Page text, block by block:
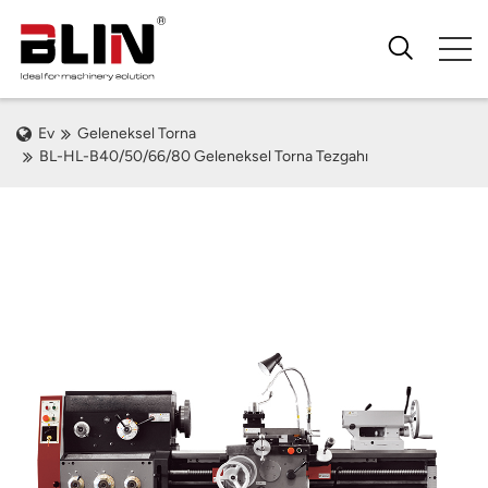
Ev
Geleneksel Torna
BL-HL-B40/50/66/80 Geleneksel Torna Tezgahı